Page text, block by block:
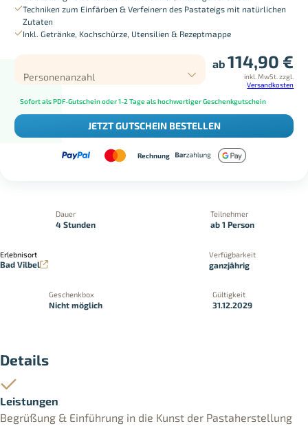
Techniken zum Einfärben & Verfeinern des Pastateigs mit natürlichen
Zutaten
Inkl. Getränke, Kochschürze, Utensilien & Rezeptmappe
Personenanzahl
ab114,90 €
inkl. MwSt. zzgl.
Versandkosten
Sofort als PDF-Gutschein oder 1-2 Tage als hochwertiger Geschenkgutschein
JETZT GUTSCHEIN BESTELLEN
Rechnung
Dauer
4 Stunden
Teilnehmer
ab 1 Person
Erlebnisort
Bad Vilbel
Verfügbarkeit
ganzjährig
Geschenkbox
Nicht möglich
Gültigkeit
31.12.2029
Details
Leistungen
Begrüßung & Einführung in die Kunst der Pastaherstellung